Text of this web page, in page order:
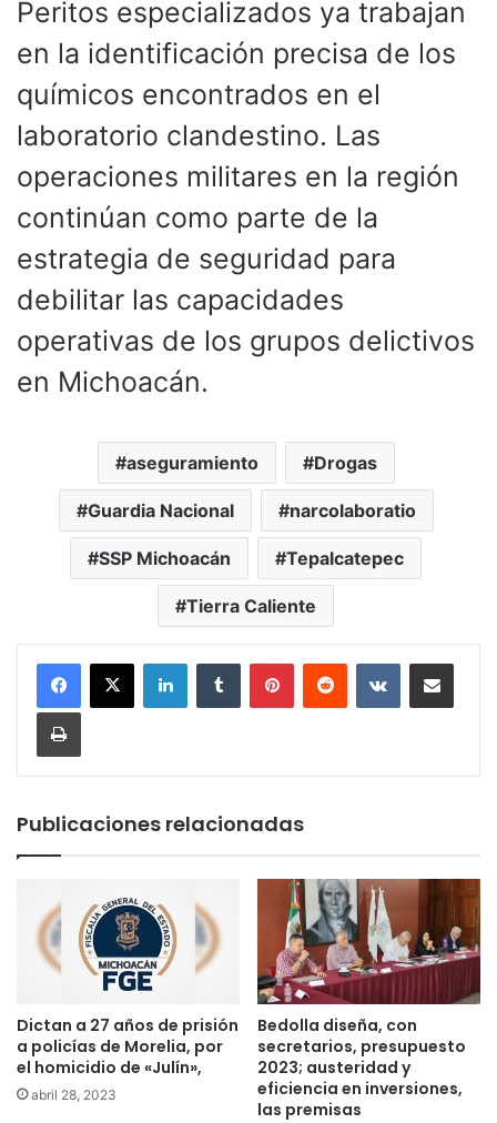
Peritos especializados ya trabajan
en la identificación precisa de los
químicos encontrados en el
laboratorio clandestino. Las
operaciones militares en la región
continúan como parte de la
estrategia de seguridad para
debilitar las capacidades
operativas de los grupos delictivos
en Michoacán.
aseguramiento Drogas
Guardia Nacional narcolaboratio
SSP Michoacán Tepalcatepec
Tierra Caliente
LinkedInTumblr PinterestReddit VKontakteCompartir por
Imprimir
Publicaciones relacionadas
Dictan a 27 años de prisión
a policías de Morelia, por
el homicidio de «Julín»,
abril 28, 2023
Bedolla diseña, con
secretarios, presupuesto
2023; austeridad y
eficiencia en inversiones,
las premisas